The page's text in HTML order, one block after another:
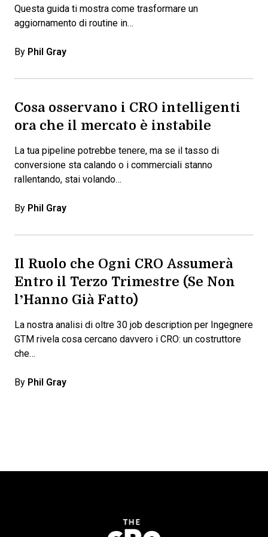
Questa guida ti mostra come trasformare un
aggiornamento di routine in…
By Phil Gray
Cosa osservano i CRO intelligenti
ora che il mercato è instabile
La tua pipeline potrebbe tenere, ma se il tasso di
conversione sta calando o i commerciali stanno
rallentando, stai volando…
By Phil Gray
Il Ruolo che Ogni CRO Assumerà
Entro il Terzo Trimestre (Se Non
l’Hanno Già Fatto)
La nostra analisi di oltre 30 job description per Ingegnere
GTM rivela cosa cercano davvero i CRO: un costruttore
che…
By Phil Gray